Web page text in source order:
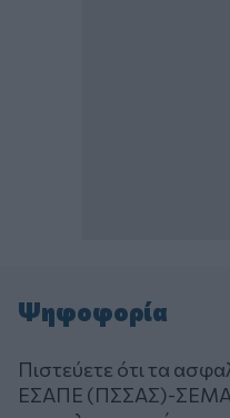
Ψηφοφορία
Πιστεύετε ότι τα
ΕΣΑΠΕ (ΠΣΣΑΣ)-